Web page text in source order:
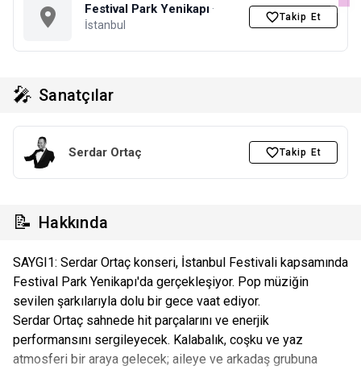
Festival Park Yenikapı ·
İstanbul
Takip Et
🎤 Sanatçılar
Serdar Ortaç Takip Et
📝 Hakkında
SAYGI1: Serdar Ortaç konseri, İstanbul Festivali kapsamında
Festival Park Yenikapı'da gerçekleşiyor. Pop müziğin
sevilen şarkılarıyla dolu bir gece vaat ediyor.
Serdar Ortaç sahnede hit parçalarını ve enerjik
performansını sergileyecek. Kalabalık, coşku ve yaz
atmosferi bir araya gelecek; aileye ve arkadaş grubuna